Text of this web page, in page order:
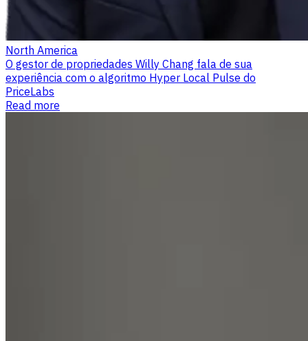
North America
O gestor de propriedades Willy Chang fala de sua
experiência com o algoritmo Hyper Local Pulse do
PriceLabs
Read more